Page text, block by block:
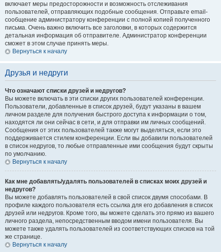
включает меры предосторожности и возможность отслеживания
пользователей, отправляющих подобные сообщения. Отправьте email-
сообщение администратору конференции с полной копией полученного
письма. Очень важно включить все заголовки, в которых содержится
детальная информация об отправителе. Администратор конференции
сможет в этом случае принять меры.
Вернуться к началу
Друзья и недруги
Что означают списки друзей и недругов?
Вы можете включать в эти списки других пользователей конференции.
Пользователи, добавленные в список друзей, будут указаны в вашем
личном разделе для получения быстрого доступа к информации о том,
находятся ли они сейчас в сети, и для отправки им личных сообщений.
Сообщения от этих пользователей также могут выделяться, если это
поддерживается стилем конференции. Если вы добавили пользователей
в список недругов, то любые отправленные ими сообщения будут скрыты
по умолчанию.
Вернуться к началу
Как мне добавлять/удалять пользователей в списках моих друзей и
недругов?
Вы можете добавлять пользователей в свой список двумя способами. В
профиле каждого пользователя есть ссылка для его добавления в список
друзей или недругов. Кроме того, вы можете сделать это прямо из вашего
личного раздела, непосредственным вводом имени пользователя. Вы
можете также удалять пользователей из соответствующих списков на той
же странице.
Вернуться к началу